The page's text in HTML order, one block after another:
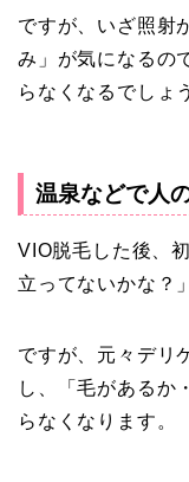
ですが、いざ照射
み」が気になるの
らなくなるでしょ
温泉などで人
VIO脱毛した後、
立ってないかな？
ですが、元々デリ
し、「毛があるか
らなくなります。